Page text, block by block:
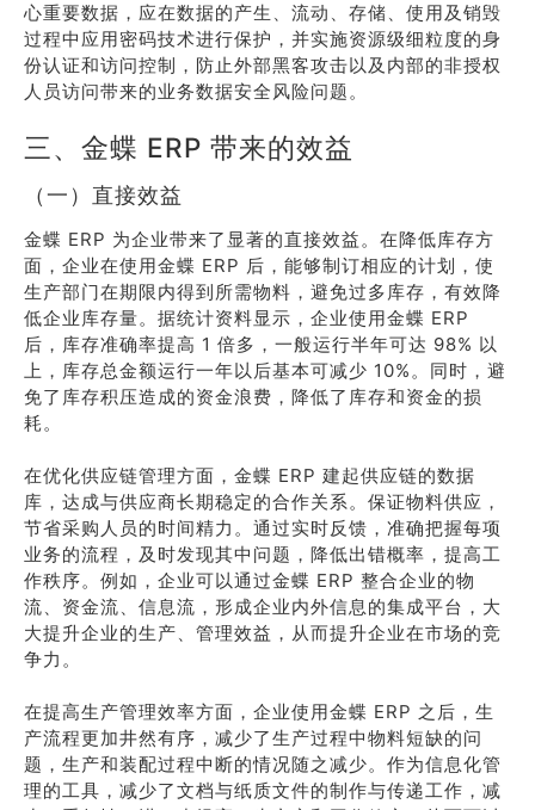
心重要数据，应在数据的产生、流动、存储、使用及销毁
过程中应用密码技术进行保护，并实施资源级细粒度的身
份认证和访问控制，防止外部黑客攻击以及内部的非授权
人员访问带来的业务数据安全风险问题。
三、金蝶 ERP 带来的效益
（一）直接效益
金蝶 ERP 为企业带来了显著的直接效益。在降低库存方
面，企业在使用金蝶 ERP 后，能够制订相应的计划，使
生产部门在期限内得到所需物料，避免过多库存，有效降
低企业库存量。据统计资料显示，企业使用金蝶 ERP
后，库存准确率提高 1 倍多，一般运行半年可达 98% 以
上，库存总金额运行一年以后基本可减少 10%。同时，避
免了库存积压造成的资金浪费，降低了库存和资金的损
耗。
在优化供应链管理方面，金蝶 ERP 建起供应链的数据
库，达成与供应商长期稳定的合作关系。保证物料供应，
节省采购人员的时间精力。通过实时反馈，准确把握每项
业务的流程，及时发现其中问题，降低出错概率，提高工
作秩序。例如，企业可以通过金蝶 ERP 整合企业的物
流、资金流、信息流，形成企业内外信息的集成平台，大
大提升企业的生产、管理效益，从而提升企业在市场的竞
争力。
在提高生产管理效率方面，企业使用金蝶 ERP 之后，生
产流程更加井然有序，减少了生产过程中物料短缺的问
题，生产和装配过程中断的情况随之减少。作为信息化管
理的工具，减少了文档与纸质文件的制作与传递工作，减